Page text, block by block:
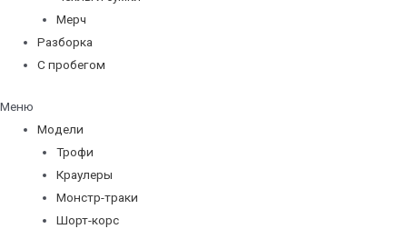
Мерч
Разборка
С пробегом
Меню
Модели
Трофи
Краулеры
Монстр-траки
Шорт-корс